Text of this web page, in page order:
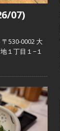
07)
530-0002 大
１丁目１−１